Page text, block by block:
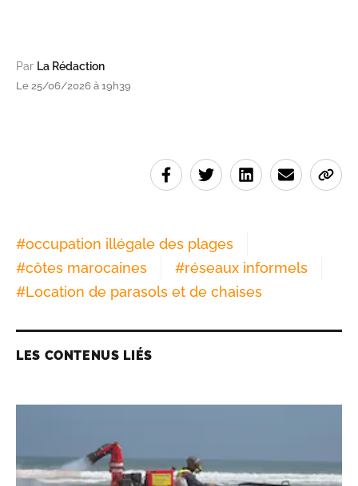
Par La Rédaction
Le 25/06/2026 à 19h39
#occupation illégale des plages
#côtes marocaines #réseaux informels
#Location de parasols et de chaises
LES CONTENUS LIÉS